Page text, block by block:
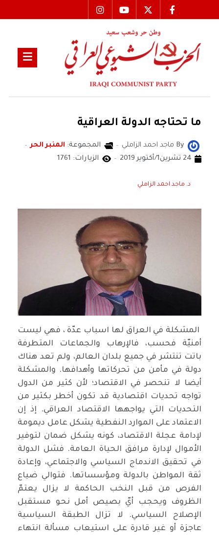
ما تحتاجه الدولة العراقية
By ماجد احمد الزاملي المجموعة: المنبر الحر
24 تشرين1/أكتوير 2019
الزيارات: 1761
د. ماجد احمد الزاملي
المشكلة في العراق لها اسباب عدّة ، فهي ليست
أمنيّة فحسب، فالإرهاب والجماعات المتطرفة
باتت تنتشر في جميع بلدان العالم، ولم تعد هناك
دولة في مأمن من تحركاتها وأهدافها. والمشكلة
أيضا لا تنحصر في الاقتصاد؛ لأن كثير من الدول
تواجه تحديات اقتصادية قد تكون أخطر بكثير من
التحديات التي يواجهها الاقتصاد العراقي. إذ إن
الاعتماد على الموارد النفطية يشكل عامل ديمومة
لإدامة عجلة الاقتصاد، كونه يشكل ضمان لتوفير
الأموال لإدارة مرافق الحياة العامة. فشل الدولة
في تحقيق الاندماج السياسي والاجتماعي، وإعادة
ثقة المواطن بالدولة ومؤسساتها. فتوالي ضياع
الفرص من قبل النخب الحاكمة لا يزال يعتمّ
الظروف ويحجب أيّ بصيص أمل نحو مستقبل
الإصلاح السياسي. لا تزال الطبقة السياسية
عاجزة أو غير قادرة على استيعاب مسألة انتهاء